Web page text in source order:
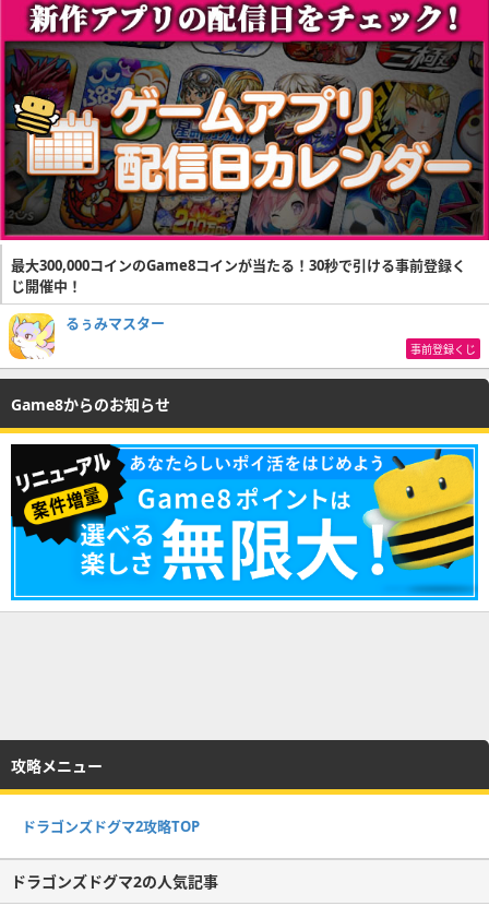
最大300,000コインのGame8コインが当たる！30秒で引ける事前登録く
じ開催中！
るぅみマスター
事前登録くじ
Game8からのお知らせ
攻略メニュー
ドラゴンズドグマ2攻略TOP
ドラゴンズドグマ2の人気記事